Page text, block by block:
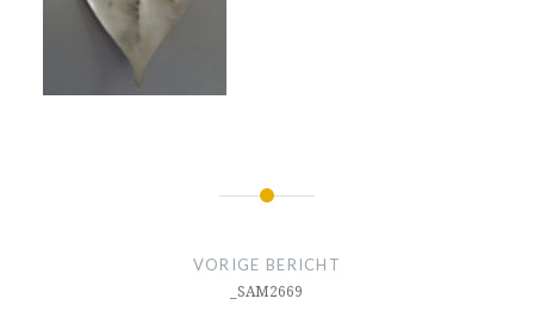
VORIGE BERICHT
_SAM2669